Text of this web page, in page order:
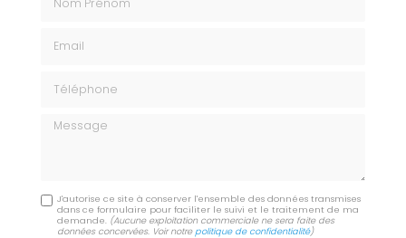
Message
J'autorise ce site à conserver l'ensemble des données transmises
dans ce formulaire pour faciliter le suivi et le traitement de ma
demande. (Aucune exploitation commerciale ne sera faite des
données concervées. Voir notrepolitique de confidentialité)